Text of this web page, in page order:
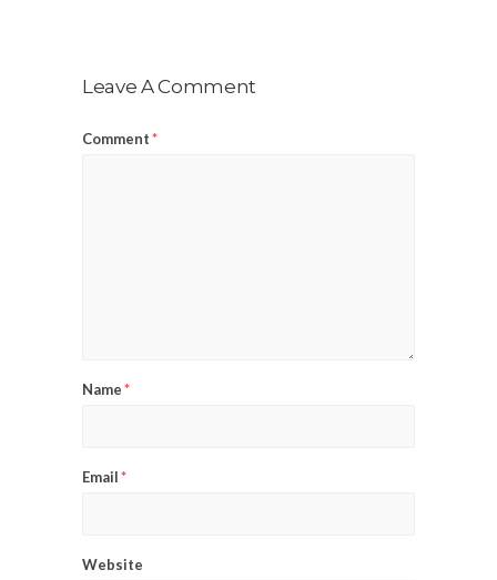
Leave A Comment
Comment*
Name*
Email*
Website